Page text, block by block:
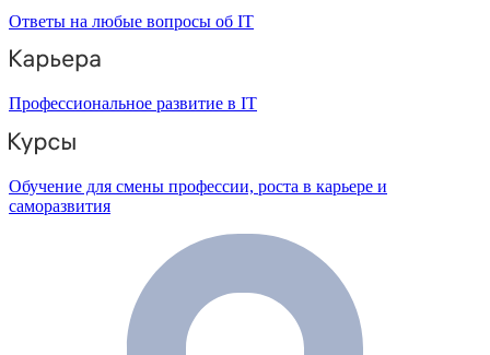
Ответы на любые вопросы об IT
Профессиональное развитие в IT
Обучение для смены профессии, роста в карьере и
саморазвития